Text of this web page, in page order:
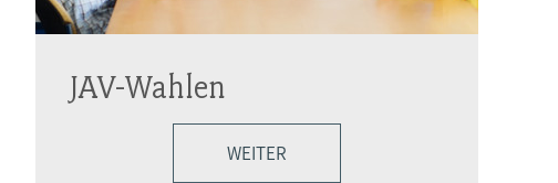
JAV-Wahlen
WEITER